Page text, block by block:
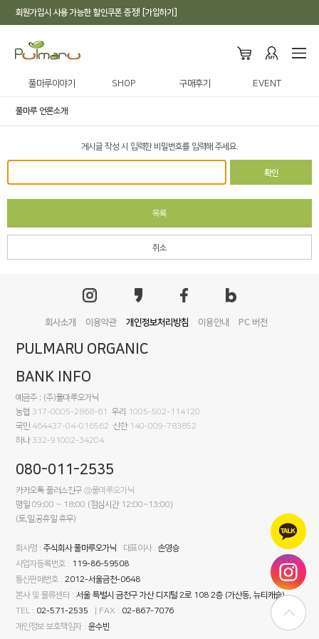
회원가입시 사용 가능한 할인쿠폰 증정! [가입하기]
풀마루이야기 SHOP 구매후기 EVENT
풀마루 언론소개
게시글 작성 시 입력한 비밀번호를 입력해 주세요.
확인
목록
취소
회사소개 이용약관 개인정보처리방침 이용안내 PC 버전
PULMARU ORGANIC
BANK INFO
예금주 : (주)풀마루오가닉
농협 317-0005-2868-61 우리
1005-502-114120
국민 464437-04-016562 신한 140-009-783852
하나 332-91002-34204
080-011-2535
카카오톡 플러스친구@풀마루오가닉
평일 09:00 ~ 18:00 (점심시간 12:00~13:00)
(토,일,공휴일 휴무)
회사명 :주식회사 풀마루오가닉 대표이사 :손영승
사업자등록번호 : 119-86-59508
통신판매번호 :2012-서울금천-0648
본사 및 물류센터 :서울 특별시 금천구 가산 디지털 2로 108 2층 (가산동, 뉴티캐슬)
TEL : 02-571-2535 | FAX : 02-867-7076
개인정보 보호책임자 :윤수빈